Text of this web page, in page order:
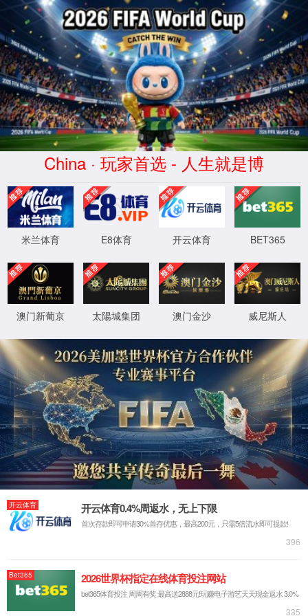
4 4
返回首页
XML 地图